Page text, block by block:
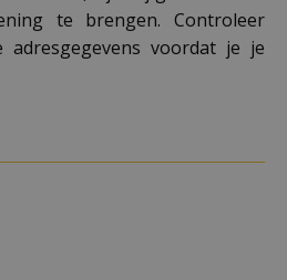
te brengen. Controleer
voordat je je